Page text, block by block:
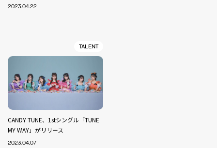
2023.04.22
TALENT
CANDY TUNE、1stシングル「TUNE
MY WAY」がリリース
2023.04.07